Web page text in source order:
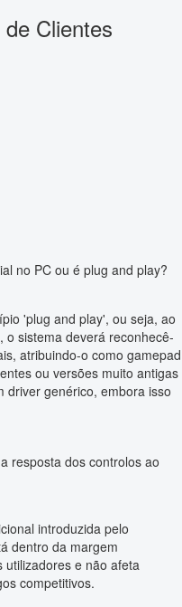
Clientes
no PC ou é plug and play?
'plug and play', ou seja, ao
o sistema deverá reconhecê-
atribuindo-o como gamepad
ou versões muito antigas
driver genérico, embora isso
resposta dos controlos ao
introduzida pelo
dentro da margem
e não afeta
competitivos.